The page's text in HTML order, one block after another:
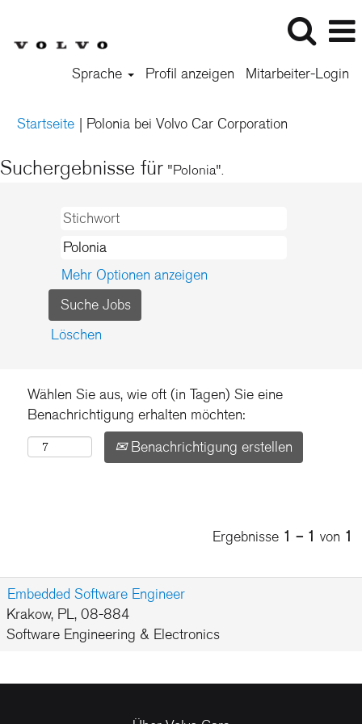
Sprache Profil anzeigen Mitarbeiter-Login
Startseite | Polonia bei Volvo Car Corporation
Suchergebnisse für "Polonia".
Mehr Optionen anzeigen
Löschen
Wählen Sie aus, wie oft (in Tagen) Sie eine
Benachrichtigung erhalten möchten:
Benachrichtigung erstellen
Ergebnisse 1 – 1 von 1
Embedded Software Engineer
Krakow, PL, 08-884
Software Engineering & Electronics